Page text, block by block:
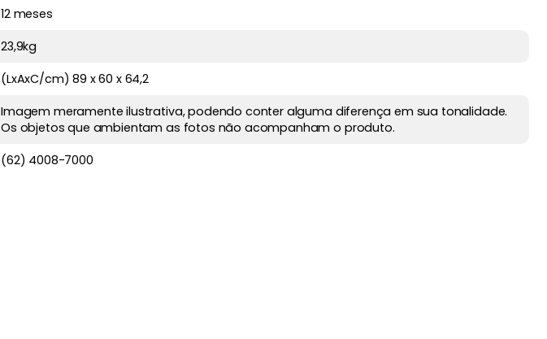
12 meses
23,9kg
(LxAxC/cm) 89 x 60 x 64,2
Imagem meramente ilustrativa, podendo conter alguma diferença em sua tonalidade.
Os objetos que ambientam as fotos não acompanham o produto.
(62) 4008-7000